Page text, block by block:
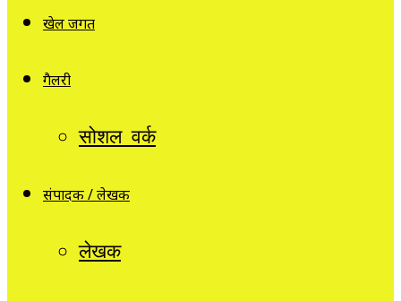
खेल जगत
गैलरी
सोशल वर्क
संपादक / लेखक
लेखक